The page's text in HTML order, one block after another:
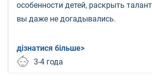
особенности детей, раскрыть
вы даже не догадывались.
дізнатися більше>
3-4 года